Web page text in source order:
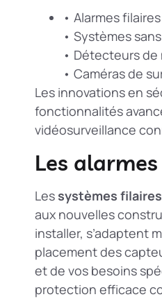
• Alarmes filaires
• Systèmes
• Détecteurs
• Caméras de
Les innovations en
fonctionnalités
vidéosurveillance
Les
Les systèmes filaires
aux nouvelles
installer, s’adaptent
placement des
et de vos besoins
protection efficace